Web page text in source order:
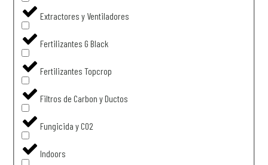
Extractores y Ventiladores
Fertilizantes G Black
Fertilizantes Topcrop
Filtros de Carbon y Ductos
Fungicida y CO2
Indoors